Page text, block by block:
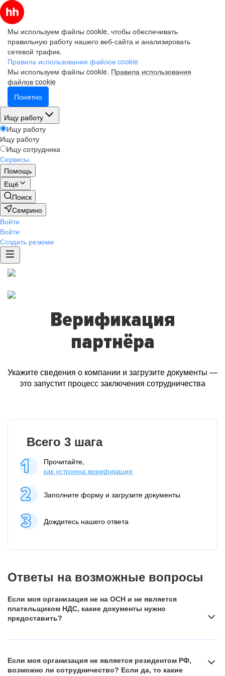
Мы используем файлы cookie, чтобы обеспечивать
правильную работу нашего веб-сайта и анализировать
сетевой трафик.
Правила использования файлов cookie
Мы используем файлы cookie. Правила использования
файлов cookie
Понятно
Ищу работу
Ищу работу
Ищу работу
Ищу сотрудника
Сервисы
Помощь
Ещё
Поиск
Семрино
Войти
Войти
Создать резюме
Верификация
партнёра
Укажите сведения о компании и загрузите документы —
это запустит процесс заключения сотрудничества
Всего 3 шага
Прочитайте,
как устроена верификация
Заполните форму и загрузите документы
Дождитесь нашего ответа
Ответы на возможные вопросы
Если моя организация не на ОСН и не является
плательщиком НДС, какие документы нужно
предоставить?
применения ими упрощённой системы налогообложения,
Если моя организация не является резидентом РФ,
возможно ли сотрудничество? Если да, то какие